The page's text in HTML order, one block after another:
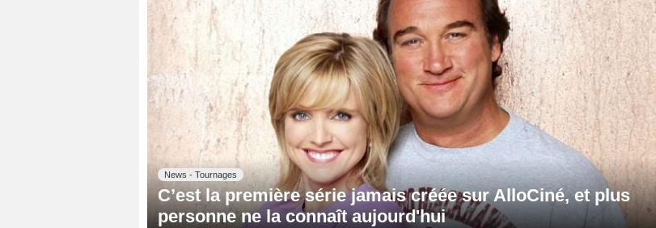
News - Tournages
C’est la première série jamais créée sur AlloCiné, et plus
personne ne la connaît aujourd'hui